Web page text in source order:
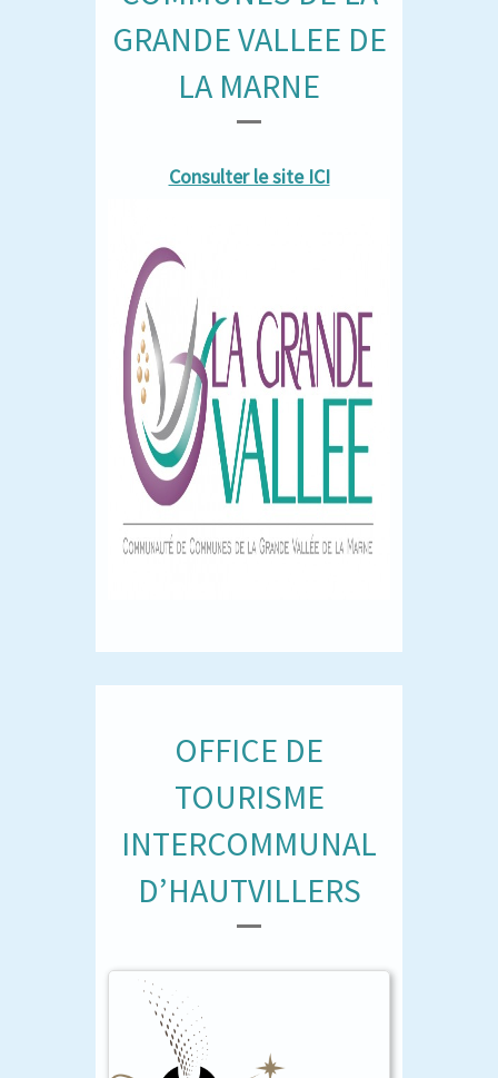
GRANDE VALLEE DE
LA MARNE
Consulter le site ICI
OFFICE DE
TOURISME
INTERCOMMUNAL
D’HAUTVILLERS